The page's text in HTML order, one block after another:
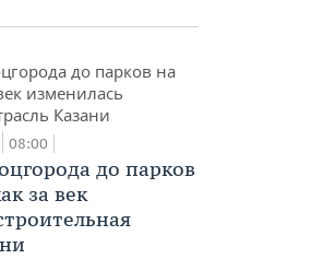
08:00
до парков
за век